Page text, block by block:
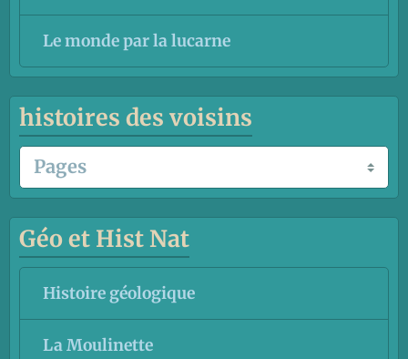
Le monde par la lucarne
histoires des voisins
Géo et Hist Nat
Histoire géologique
La Moulinette